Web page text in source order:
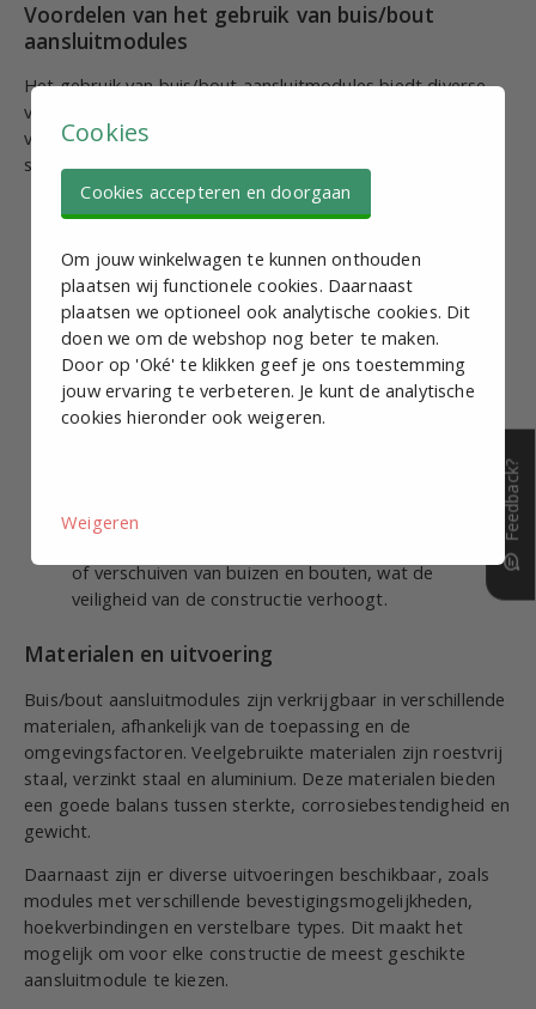
Voordelen van het gebruik van buis/bout
aansluitmodules
Het gebruik van buis/bout aansluitmodules biedt diverse
voordelen ten opzichte van traditionele
verbindingsmethoden zoals lassen of schroeven zonder
speciale modules. Hieronder enkele belangrijke voordelen:
Eenvoudige montage:De modules zijn ontworpen
arbeidskosten bespaart.
Stevige verbinding:Ze zorgen voor een
betrouwbare en duurzame verbinding die bestand is
tegen mechanische belastingen.
Flexibiliteit: Door het modulaire karakter kunnen
systemen eenvoudig worden aangepast of
uitgebreid.
kostenbesparend en milieuvriendelijk is.
of verschuiven van buizen en bouten, wat de
veiligheid van de constructie verhoogt.
Materialen en uitvoering
Buis/bout aansluitmodules zijn verkrijgbaar in verschillende
materialen, afhankelijk van de toepassing en de
omgevingsfactoren. Veelgebruikte materialen zijn roestvrij
staal, verzinkt staal en aluminium. Deze materialen bieden
een goede balans tussen sterkte, corrosiebestendigheid en
gewicht.
Daarnaast zijn er diverse uitvoeringen beschikbaar, zoals
modules met verschillende bevestigingsmogelijkheden,
hoekverbindingen en verstelbare types. Dit maakt het
mogelijk om voor elke constructie de meest geschikte
aansluitmodule te kiezen.
Cookies
Cookies accepteren en doorgaan
Om jouw winkelwagen te kunnen onthouden
plaatsen wij functionele cookies. Daarnaast
plaatsen we optioneel ook analytische cookies. Dit
doen we om de webshop nog beter te maken.
Door op 'Oké' te klikken geef je ons toestemming
jouw ervaring te verbeteren. Je kunt de analytische
cookies hieronder ook weigeren.
Weigeren Feedback?